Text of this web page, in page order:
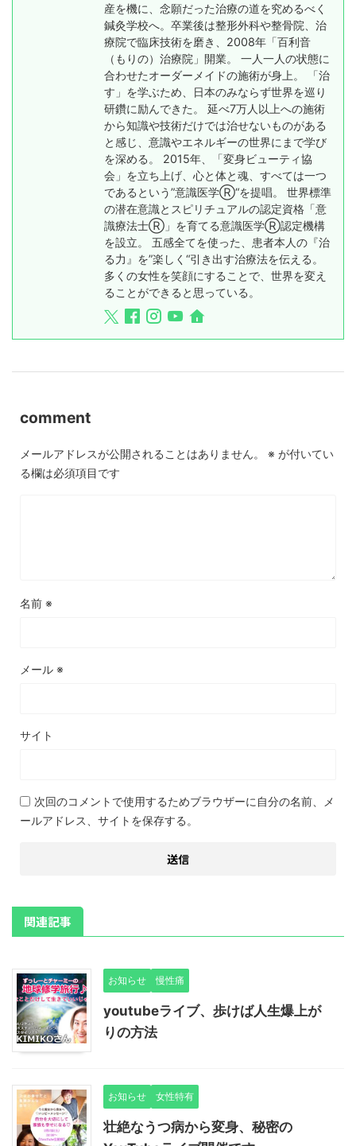
産を機に、念願だった治療の道を究めるべく
鍼灸学校へ。卒業後は整形外科や整骨院、治
療院で臨床技術を磨き、2008年「百利音
（もりの）治療院」開業。 一人一人の状態に
合わせたオーダーメイドの施術が身上。 「治
す」を学ぶため、日本のみならず世界を巡り
研鑽に励んできた。 延べ7万人以上への施術
から知識や技術だけでは治せないものがある
と感じ、意識やエネルギーの世界にまで学び
を深める。 2015年、「変身ビューティ協
会」を立ち上げ、心と体と魂、すべては一つ
であるという”意識医学Ⓡ“を提唱。 世界標準
の潜在意識とスピリチュアルの認定資格「意
識療法士Ⓡ」を育てる意識医学Ⓡ認定機構
を設立。 五感全てを使った、患者本人の『治
る力』を”楽しく“引き出す治療法を伝える。
多くの女性を笑顔にすることで、世界を変え
ることができると思っている。
comment
メールアドレスが公開されることはありません。 ※ が付いてい
る欄は必須項目です
名前 ※
メール ※
サイト
次回のコメントで使用するためブラウザーに自分の名前、メ
ールアドレス、サイトを保存する。
関連記事
お知らせ 慢性痛
youtubeライブ、歩けば人生爆上が
りの方法
お知らせ 女性特有
壮絶なうつ病から変身、秘密の